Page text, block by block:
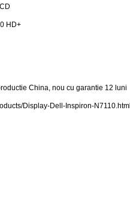
HD+
China, nou cu garantie 12 luni
Display-Dell-Inspiron-N7110.html